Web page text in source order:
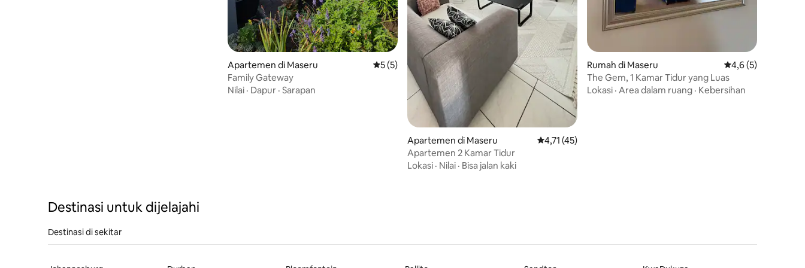
Apartemen di Maseru Nilai rata-rata 5 dari 5, 5 ulasan
5 (5)
Family Gateway
Nilai · Dapur · Sarapan
Apartemen di Maseru Nilai rata-rata 4,71 dari 5, 45 ulasan
4,71 (45)
Apartemen 2 Kamar Tidur
Lokasi · Nilai · Bisa jalan kaki
Rumah di Maseru Nilai rata-rata 4,6
4,6 (5)
The Gem, 1 Kamar Tidur yang Luas
Lokasi · Area dalam ruang · Kebersihan
Destinasi untuk dijelajahi
Destinasi di sekitar